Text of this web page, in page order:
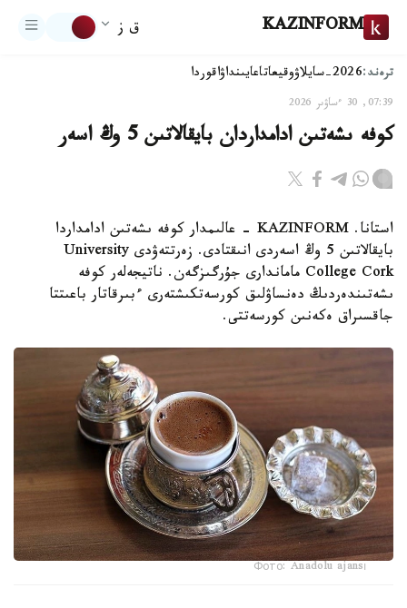
KAZINFORM ق ز
ترەند:2026-سايلاۋ وقيعاتاعايىنداۋاقوردا
07:39, 30 ءساۋىر 2026
كوفە ىشەتىن ادامداردان بايقالاتىن 5 وڭ اسەر
استانا. KAZINFORM - عالىمدار كوفە ىشەتىن ادامداردا
بايقالاتىن 5 وڭ اسەردى انىقتادى. زەرتتەۋدى University
College Cork ماماندارى جۇرگىزگەن. ناتيجەلەر كوفە
ىشەتىندەردىڭ دەنساۋلىق كورسەتكىشتەرى ءبىرقاتار باعىتتا
جاقسىراق ەكەنىن كورسەتتى.
Фото: Anadolu ajansı